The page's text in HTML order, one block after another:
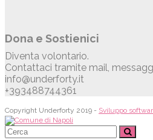
Dona e Sostienici
Diventa volontario.
Contattaci tramite mail,
info@underforty.it
+393488744361
Copyright Underforty 2019 - Sviluppo